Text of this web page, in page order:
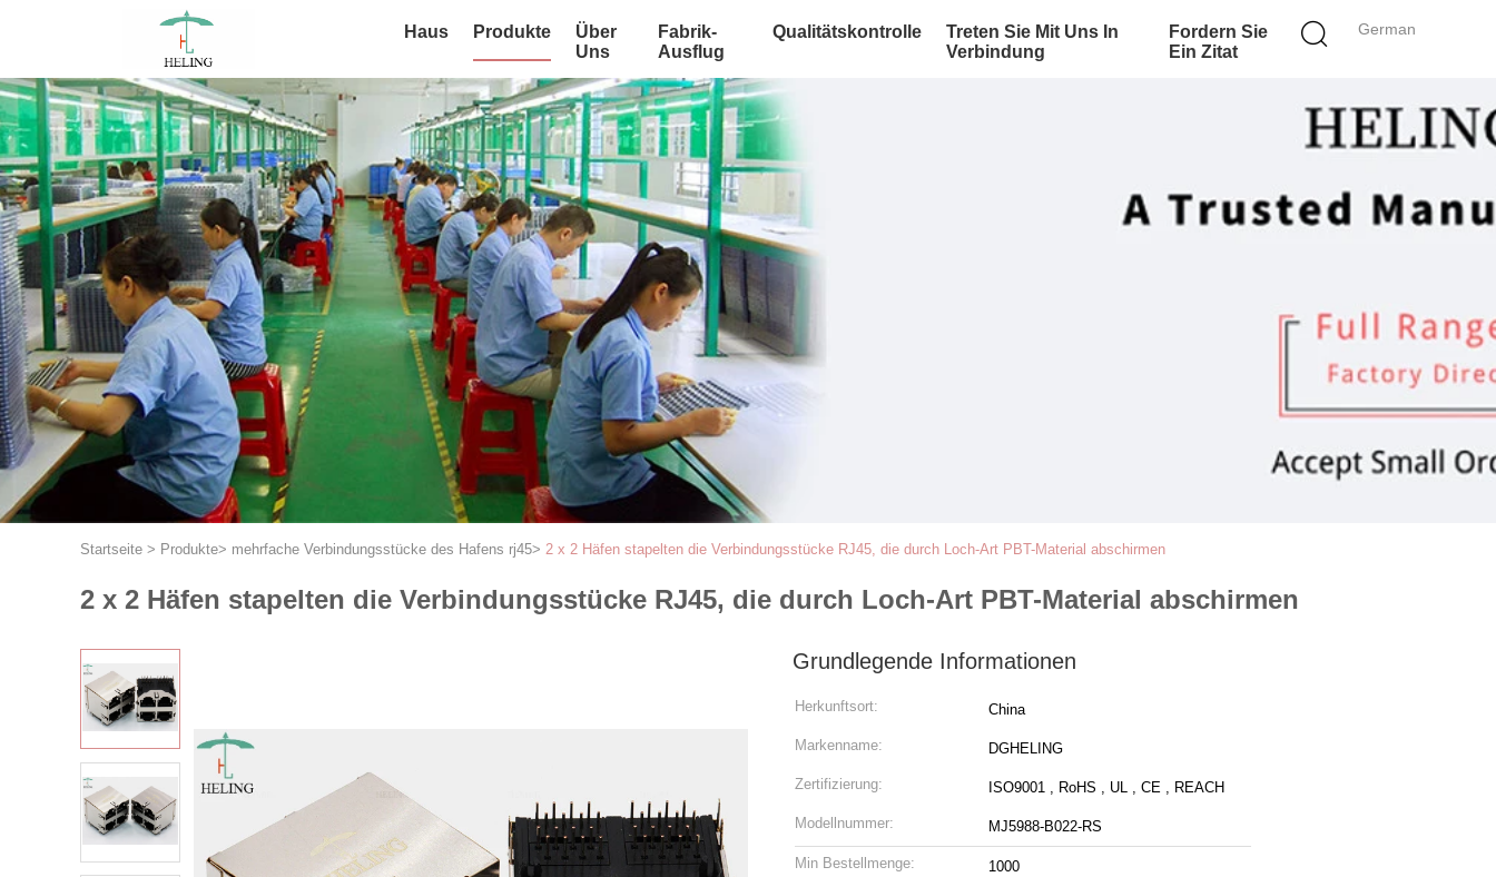
German
Haus Produkte
Über
Uns
Fabrik-
Ausflug
Qualitätskontrolle
Treten Sie Mit Uns In
Verbindung
Fordern Sie
Ein Zitat
Startseite > Produkte> mehrfache Verbindungsstücke des Hafens rj45> 2 x 2 Häfen stapelten die Verbindungsstücke RJ45, die durch Loch-Art PBT-Material abschirmen
2 x 2 Häfen stapelten die Verbindungsstücke RJ45, die durch Loch-Art PBT-Material abschirmen
Grundlegende Informationen
Herkunftsort: China
Markenname: DGHELING
Zertifizierung: ISO9001 , RoHS , UL , CE , REACH
Modellnummer: MJ5988-B022-RS
Min Bestellmenge: 1000